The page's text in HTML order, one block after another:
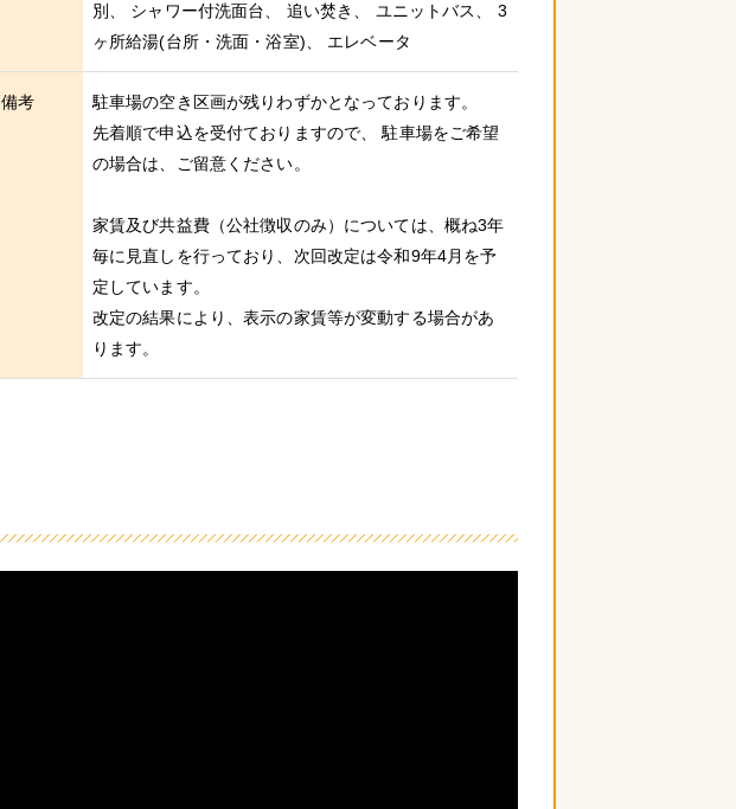
別、 シャワー付洗面台、 追い焚き、 ユニットバス、 3
ヶ所給湯(台所・洗面・浴室)、 エレベータ
備考
駐車場の空き区画が残りわずかとなっております。
先着順で申込を受付ておりますので、 駐車場をご希望
の場合は、ご留意ください。
家賃及び共益費（公社徴収のみ）については、概ね3年
毎に見直しを行っており、次回改定は令和9年4月を予
定しています。
改定の結果により、表示の家賃等が変動する場合があ
ります。